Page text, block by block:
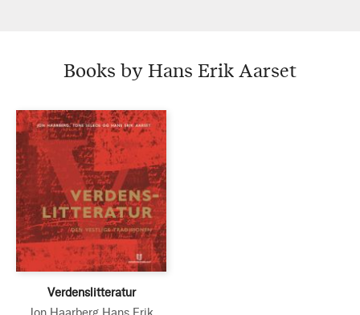
Books by Hans Erik Aarset
Verdenslitteratur